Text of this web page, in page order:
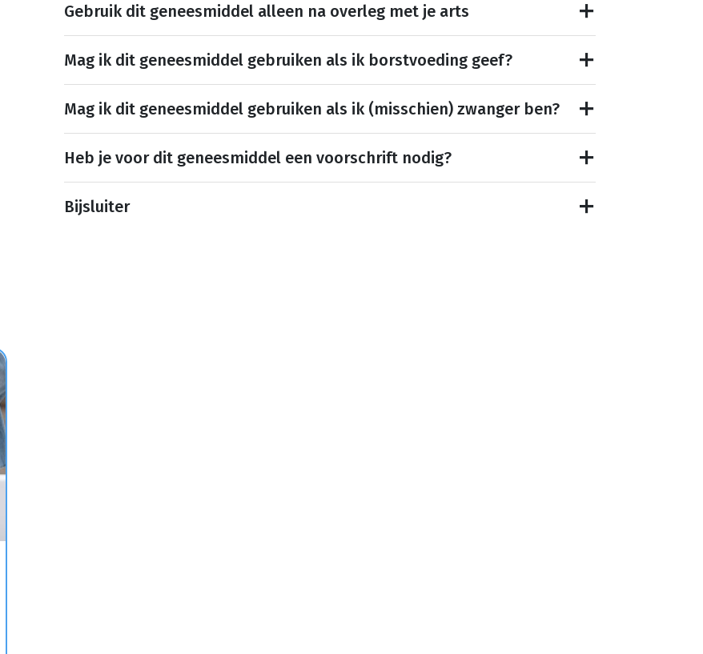
Gebruik dit geneesmiddel alleen na overleg met je arts
Mag ik dit geneesmiddel gebruiken als ik borstvoeding geef?
Mag ik dit geneesmiddel gebruiken als ik (misschien) zwanger ben?
Heb je voor dit geneesmiddel een voorschrift nodig?
Bijsluiter